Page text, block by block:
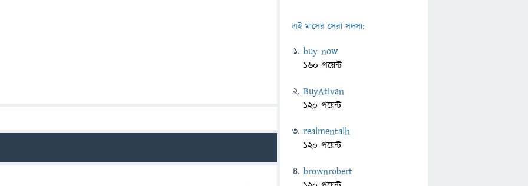
এই মাসের সেরা সদস্য:
buy now
160 পয়েন্ট
BuyAtivan
120 পয়েন্ট
realmentalh
120 পয়েন্ট
brownrobert